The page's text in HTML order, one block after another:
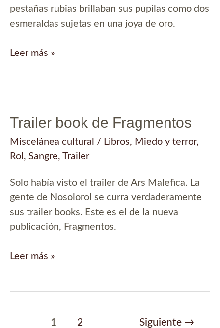
pestañas rubias brillaban sus pupilas como dos
esmeraldas sujetas en una joya de oro.
Una
Leer más »
Trailer book de Fragmentos
Miscelánea cultural / Libros, Miedo y terror,
Rol , Sangre, Trailer
Solo había visto el trailer de Ars Malefica. La
gente de Nosolorol se curra verdaderamente
sus trailer books. Este es el de la nueva
publicación, Fragmentos.
Trailer
Leer más »
Paginación1 2 Siguiente →